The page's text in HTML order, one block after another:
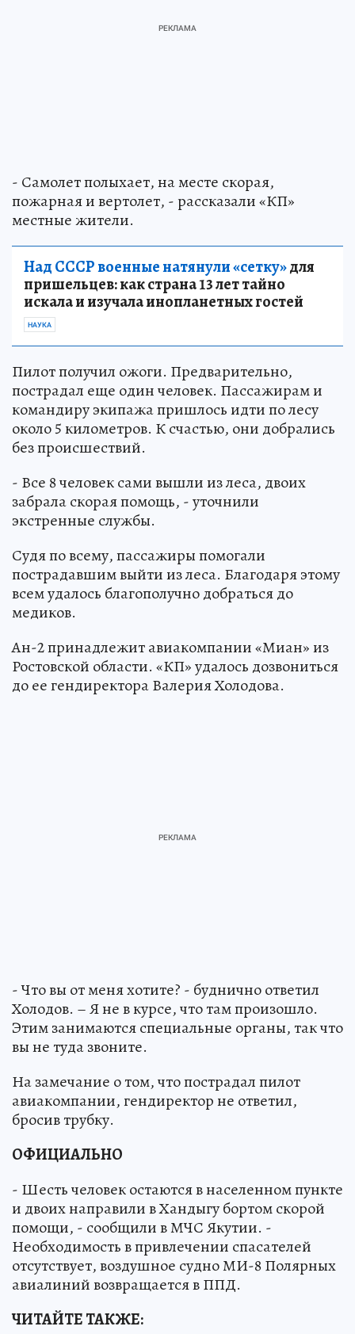
- Самолет полыхает, на месте скорая,
пожарная и вертолет, - рассказали «КП»
местные жители.
Над СССР военные натянули «сетку»для
пришельцев: как страна 13 лет тайно
искала и изучала инопланетных гостей
НАУКА
Пилот получил ожоги. Предварительно,
пострадал еще один человек. Пассажирам и
командиру экипажа пришлось идти по лесу
около 5 километров. К счастью, они добрались
без происшествий.
- Все 8 человек сами вышли из леса, двоих
забрала скорая помощь, - уточнили
экстренные службы.
Судя по всему, пассажиры помогали
пострадавшим выйти из леса. Благодаря этому
всем удалось благополучно добраться до
медиков.
Ан-2 принадлежит авиакомпании «Миан» из
Ростовской области. «КП» удалось дозвониться
до ее гендиректора Валерия Холодова.
- Что вы от меня хотите? - буднично ответил
Холодов. – Я не в курсе, что там произошло.
Этим занимаются специальные органы, так что
вы не туда звоните.
На замечание о том, что пострадал пилот
авиакомпании, гендиректор не ответил,
бросив трубку.
ОФИЦИАЛЬНО
- Шесть человек остаются в населенном пункте
и двоих направили в Хандыгу бортом скорой
помощи, - сообщили в МЧС Якутии. -
Необходимость в привлечении спасателей
отсутствует, воздушное судно МИ-8 Полярных
авиалиний возвращается в ППД.
ЧИТАЙТЕ ТАКЖЕ: